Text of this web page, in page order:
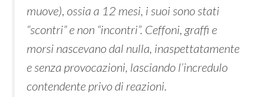
muove), ossia a 12 mesi, i suoi sono stati
“scontri” e non “incontri”. Ceffoni, graffi e
morsi nascevano dal nulla, inaspettatamente
e senza provocazioni, lasciando l’incredulo
contendente privo di reazioni.